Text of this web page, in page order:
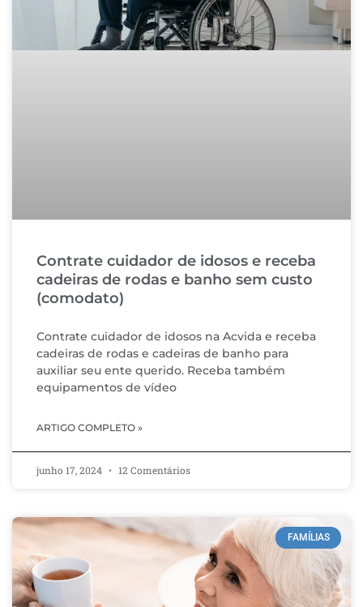
Contrate cuidador de idosos e receba
cadeiras de rodas e banho sem custo
(comodato)
Contrate cuidador de idosos na Acvida e receba
cadeiras de rodas e cadeiras de banho para
auxiliar seu ente querido. Receba também
equipamentos de vídeo
ARTIGO COMPLETO »
junho 17, 2024 12 Comentários
FAMÍLIAS